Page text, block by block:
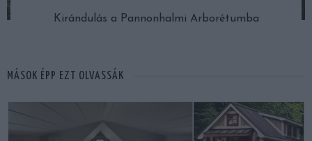
Kirándulás a Pannonhalmi Arborétumba
MÁSOK ÉPP EZT OLVASSÁK